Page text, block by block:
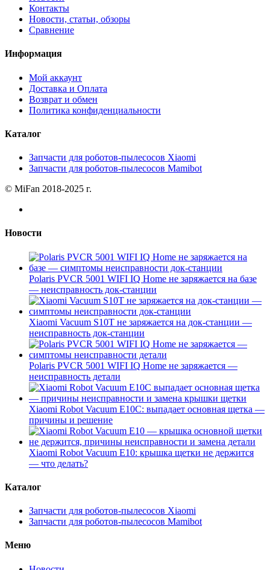
Контакты
Новости, статьи, обзоры
Сравнение
Информация
Мой аккаунт
Доставка и Оплата
Возврат и обмен
Политика конфиденциальности
Каталог
Запчасти для роботов-пылесосов Xiaomi
Запчасти для роботов-пылесосов Mamibot
© MiFan 2018-2025 г.
Новости
Polaris PVCR 5001 WIFI IQ Home не заряжается на базе
— неисправность док-станции
Xiaomi Vacuum S10T не заряжается на док-станции —
неисправность док-станции
Polaris PVCR 5001 WIFI IQ Home не заряжается —
неисправность детали
Xiaomi Robot Vacuum E10C: выпадает основная щетка —
причины и решение
Xiaomi Robot Vacuum E10: крышка щетки не держится
— что делать?
Каталог
Запчасти для роботов-пылесосов Xiaomi
Запчасти для роботов-пылесосов Mamibot
Меню